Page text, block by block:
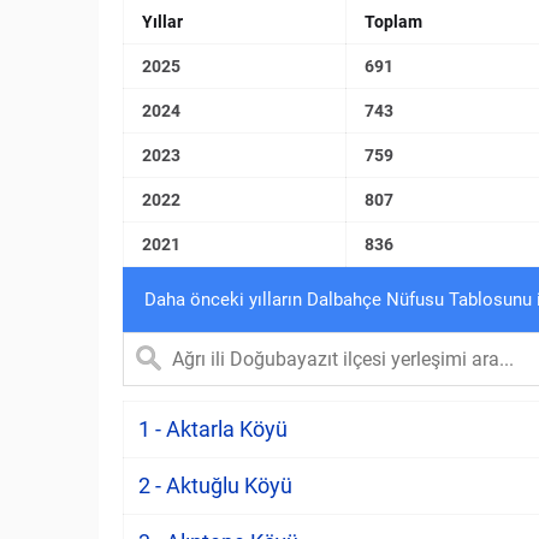
Yıllar Toplam
2025 691
2024 743
2023 759
2022 807
2021 836
Daha önceki yılların Dalbahçe Nüfusu Tablosunu
1 - Aktarla Köyü
2 - Aktuğlu Köyü